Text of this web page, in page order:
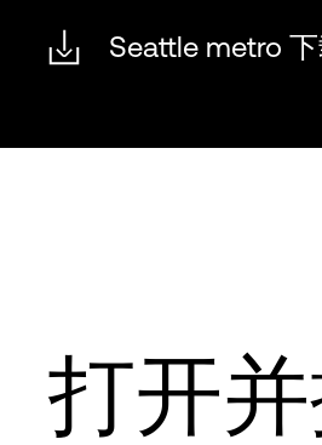
Seattle metro
打开